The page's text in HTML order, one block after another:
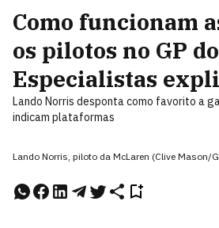
Como funcionam
os pilotos no GP
Especialistas
Lando Norris desponta como favorito a
indicam plataformas
Lando Norris, piloto da McLaren (Clive Mason/